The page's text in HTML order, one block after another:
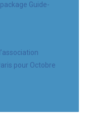
Guide-
pour Octobre